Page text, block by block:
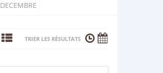
DECEMBRE
TRIER LES RÉSULTATS